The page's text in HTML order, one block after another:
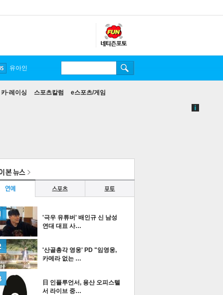
카·레이싱 스포츠칼럼 e스포츠/게임
유아인
'극우 유튜버' 배인규 신 남성
연대 대표 사…
'산골총각 영웅' PD "임영웅,
카메라 없는 …
日 인플루언서, 용산 오피스텔
서 라이브 중…